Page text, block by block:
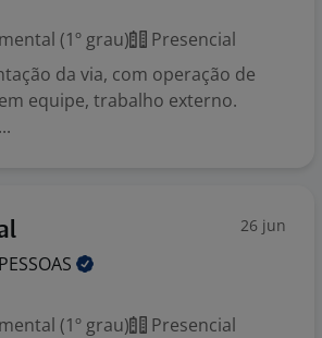
(1º grau)
Presencial
da via, com operação de
equipe, trabalho externo.
26 jun
PESSOAS
(1º grau)
Presencial